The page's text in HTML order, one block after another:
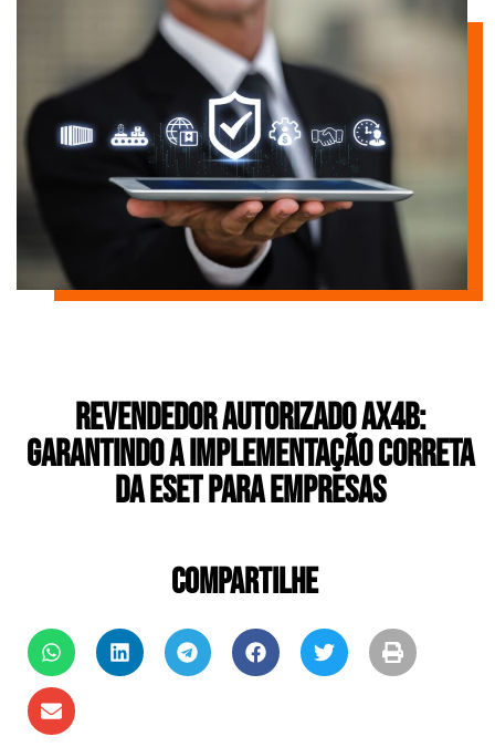
Revendedor Autorizado AX4B:
Garantindo a Implementação Correta
da ESET para Empresas
COMPARTILHE